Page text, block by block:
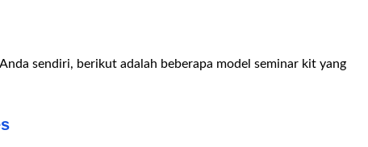
sendiri, berikut adalah beberapa model seminar kit yang